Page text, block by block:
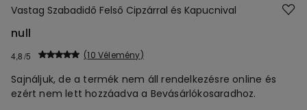
Vastag Szabadidő Felső Cipzárral és Kapucnival
null
4,8 10 Vélemény
Sajnáljuk, de a termék nem áll rendelkezésre online és
ezért nem lett hozzáadva a Bevásárlókosaradhoz.